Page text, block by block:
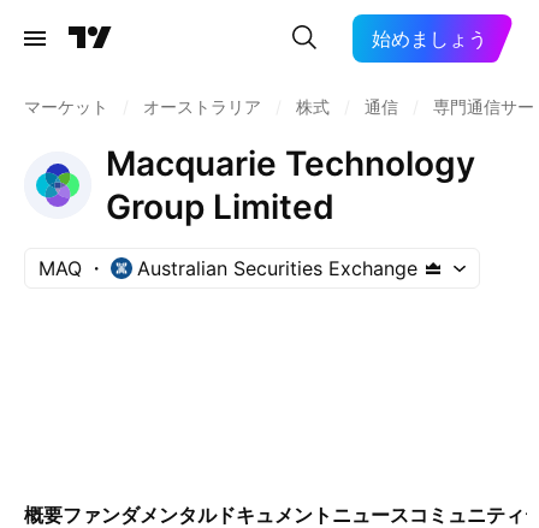
始めましょう
マーケット オーストラリア 株式 通信 専門通信サー
Macquarie Technology
Group Limited
MAQ Australian Securities Exchange
概要ファンダメンタルドキュメント ニュースコミュニティ